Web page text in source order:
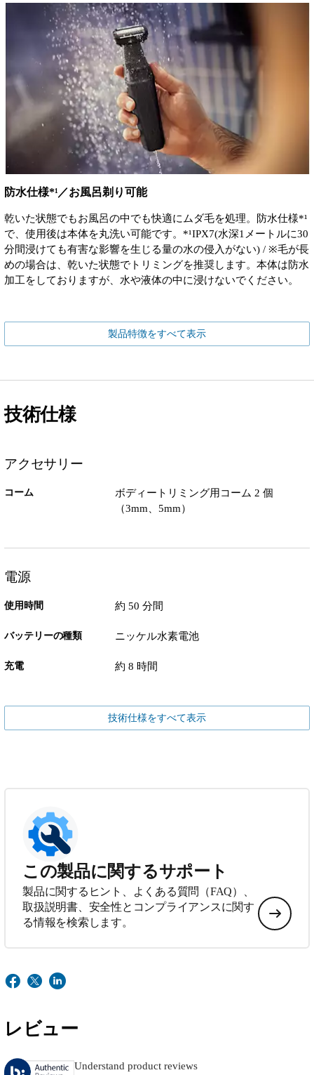
防水仕様*¹／お風呂剃り可能
乾いた状態でもお風呂の中でも快適にムダ毛を処理。防水仕様*¹
で、使用後は本体を丸洗い可能です。*¹IPX7(水深1メートルに30
分間浸けても有害な影響を生じる量の水の侵入がない)​ / ※毛が長
めの場合は、乾いた状態でトリミングを推奨します。本体は防水
加工をしておりますが、水や液体の中に浸けないでください。
製品特徴をすべて表示
技術仕様
アクセサリー
コーム
ボディートリミング用コーム 2 個
（3mm、5mm）
電源
使用時間 約 50 分間
バッテリーの種類 ニッケル水素電池
充電 約 8 時間
技術仕様をすべて表示
この製品に関するサポート
製品に関するヒント、よくある質問（FAQ）、
取扱説明書、安全性とコンプライアンスに関す
る情報を検索します。
レビュー
Understand product reviews